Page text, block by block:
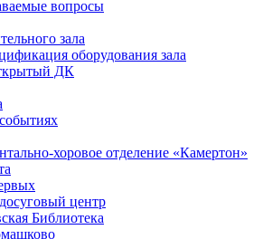
вопросы
зала
оборудования зала
ДК
хоровое отделение «Камертон»
центр
Библиотека